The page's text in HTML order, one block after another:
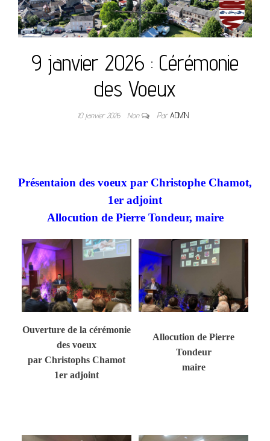
9 janvier 2026 : Cérémonie
des Voeux
10 janvier 2026 Non ParADMIN
Présentaion des voeux par Christophe Chamot,
1er adjoint
Allocution de Pierre Tondeur, maire
Ouverture de la cérémonie
des voeux
par Christophs Chamot
1er adjoint
Allocution de Pierre
Tondeur
maire